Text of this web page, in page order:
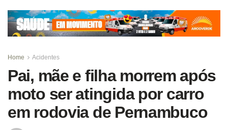
Home Acidentes
Pai, mãe e filha morrem após
moto ser atingida por carro
em rodovia de Pernambuco